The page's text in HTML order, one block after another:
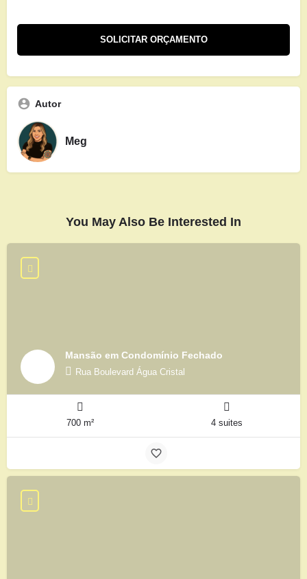
Autor
Meg
You May Also Be Interested In
Mansão em Condomínio Fechado
Rua Boulevard Água Cristal
700 m² 4 suites